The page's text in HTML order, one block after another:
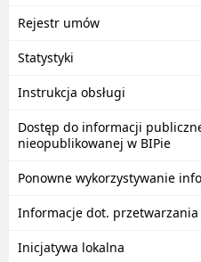
Rejestr umów
Statystyki
Instrukcja obsługi
Dostęp do informacji
nieopublikowanej w BIPie
Ponowne wykorzystywanie
Informacje dot. przetwarzania
Inicjatywa lokalna